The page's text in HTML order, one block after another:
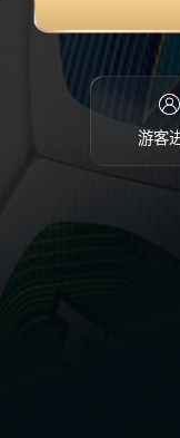
游客